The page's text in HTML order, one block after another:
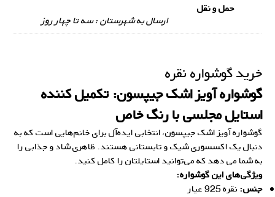
حمل و نقل
ارسال به شهرستان : سه تا چهار روز
خرید گوشواره نقره
گوشواره آویز اشک جیپسون: تکمیل کننده
استایل مجلسی با رنگ خاص
گوشواره آویز اشک جیپسون، انتخابی ایده‌آل برای خانم‌هایی است که به
دنبال یک اکسسوری شیک و تابستانی هستند. ظاهری شاد و جذابی را
به شما می دهد که می‌توانید استایلتان را کامل کنید.
ویژگی‌های این گوشواره:
جنس: نقره 925 عیار